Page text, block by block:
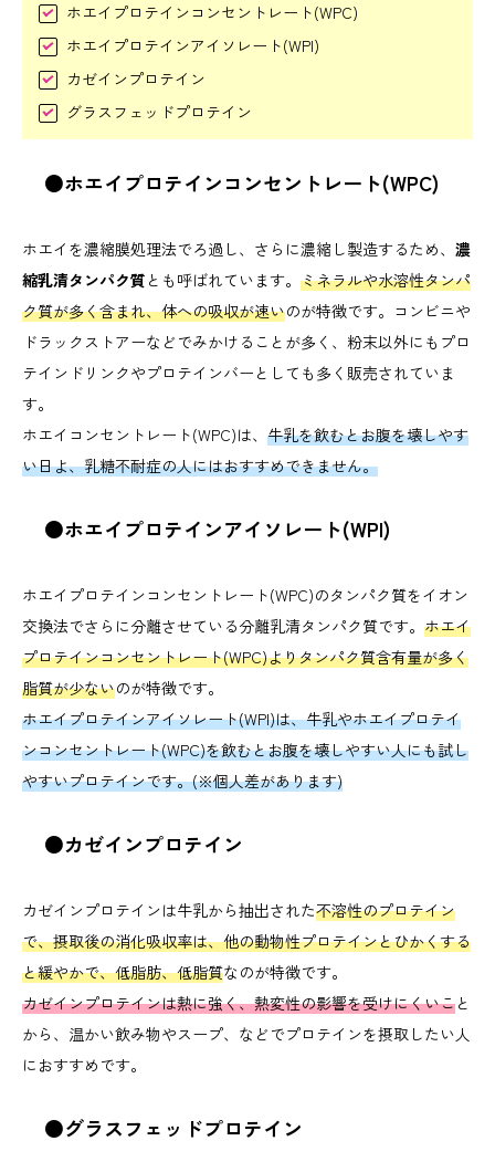
ホエイプロテインコンセントレート(WPC)
ホエイプロテインアイソレート(WPI)
カゼインプロテイン
グラスフェッドプロテイン
●ホエイプロテインコンセントレート(WPC)
ホエイを濃縮膜処理法でろ過し、さらに濃縮し製造するため、 濃
縮乳清タンパク質 とも呼ばれています。 ミネラルや水溶性タンパ
ク質が多く含まれ、体への吸収が速いのが特徴です。コンビニや
ドラックストアーなどでみかけることが多く、粉末以外にもプロ
テインドリンクやプロテインバーとしても多く販売されていま
す。
ホエイコンセントレート(WPC)は、 牛乳を飲むとお腹を壊しやす
い日よ、乳糖不耐症の人にはおすすめできません。
●ホエイプロテインアイソレート(WPI)
ホエイプロテインコンセントレート(WPC)のタンパク質をイオン
交換法でさらに分離させている分離乳清タンパク質です。 ホエイ
プロテインコンセントレート(WPC)よりタンパク質含有量が多く
脂質が少ないのが特徴です。
ホエイプロテインアイソレート(WPI)は、牛乳やホエイプロテイ
ンコンセントレート(WPC)を飲むとお腹を壊しやすい人にも試し
やすいプロテインです。(※個人差があります)
●カゼインプロテイン
カゼインプロテインは牛乳から抽出された不溶性のプロテイン
で、摂取後の消化吸収率は、他の動物性プロテインとひかくする
と緩やかで、低脂肪、低脂質なのが特徴です。
カゼインプロテインは熱に強く、熱変性の影響を受けにくいこと
から、温かい飲み物やスープ、などでプロテインを摂取したい人
におすすめです。
●グラスフェッドプロテイン